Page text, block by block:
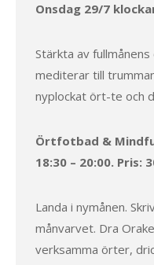
Onsdag 29/7
Stärkta av
mediterar till
nyplockat ört-te och
Örtfotbad &
18:30 – 20:00. Pris:
Landa i nymånen.
månvarvet. Dra
verksamma örter,